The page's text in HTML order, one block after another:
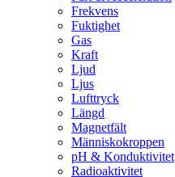
Frekvens
Fuktighet
Gas
Kraft
Ljud
Ljus
Lufttryck
Längd
Magnetfält
Människokroppen
pH & Konduktivitet
Radioaktivitet